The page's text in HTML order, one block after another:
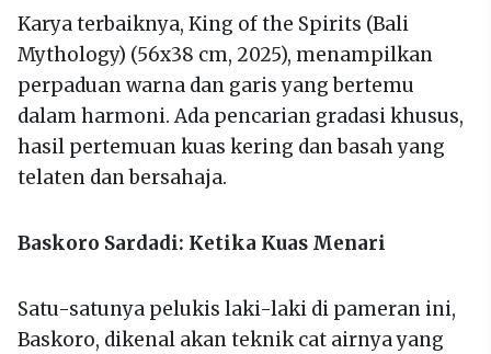
Karya terbaiknya, King of the Spirits (Bali
Mythology) (56x38 cm, 2025), menampilkan
perpaduan warna dan garis yang bertemu
dalam harmoni. Ada pencarian gradasi khusus,
hasil pertemuan kuas kering dan basah yang
telaten dan bersahaja.
Baskoro Sardadi: Ketika Kuas Menari
Satu-satunya pelukis laki-laki di pameran ini,
Baskoro, dikenal akan teknik cat airnya yang